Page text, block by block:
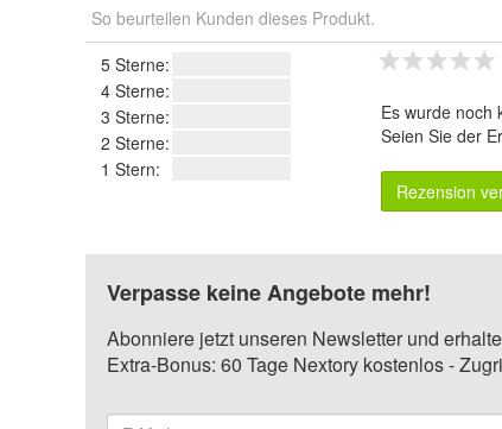
So beurteilen Kunden dieses Produkt.
5 Sterne:
4 Sterne:
3 Sterne:
2 Sterne:
1 Stern:
Es wurde noch
Seien Sie der
Rezension
Verpasse keine Angebote mehr!
Abonniere jetzt unseren Newsletter und
Extra-Bonus: 60 Tage Nextory kostenlos -